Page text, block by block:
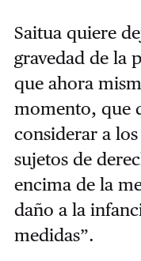
Saitua quiere
gravedad de la
que ahora
momento, que
considerar a
sujetos de
encima de la
daño a la
medidas”.